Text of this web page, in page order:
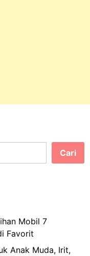
Cari
Mobil 7
Favorit
Anak Muda, Irit,